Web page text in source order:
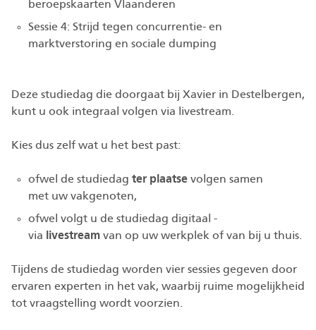
beroepskaarten Vlaanderen
Sessie 4: Strijd tegen concurrentie- en
marktverstoring en sociale dumping
Deze studiedag die doorgaat bij Xavier in Destelbergen,
kunt u ook integraal volgen via livestream.
Kies dus zelf wat u het best past:
ofwel de studiedag ter plaatse volgen samen
met uw vakgenoten,
ofwel volgt u de studiedag digitaal -
via livestream van op uw werkplek of van bij u thuis.
Tijdens de studiedag worden vier sessies gegeven door
ervaren experten in het vak, waarbij ruime mogelijkheid
tot vraagstelling wordt voorzien.